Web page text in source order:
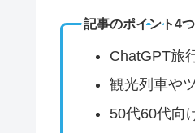
記事のポイント4つ
ChatGPT旅
観光列車や
50代60代向